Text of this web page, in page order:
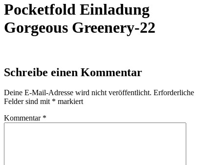
Pocketfold Einladung
Gorgeous Greenery-22
Schreibe einen Kommentar
Deine E-Mail-Adresse wird nicht veröffentlicht. Erforderliche
Felder sind mit * markiert
Kommentar *